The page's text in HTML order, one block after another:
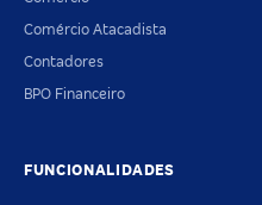
Comércio Atacadista
Contadores
BPO Financeiro
FUNCIONALIDADES